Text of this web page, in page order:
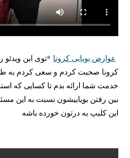
عوارض بویایی کرونا *توی این ویدئو
کرونا صحبت کردم و سعی کردم به
خدمت شما ارائه بدم تا کسایی که
بین رفتن بویاییشون نسبت به این
این کلیپ به درتون خورده باشه